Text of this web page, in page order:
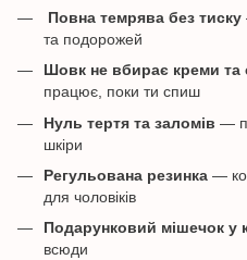
Повна темрява без тиску
та подорожей
Шовк не вбирає креми та
працює, поки ти спиш
Нуль тертя та заломів —
шкіри
Регульована резинка —
для чоловіків
Подарунковий мішечок у
всюди